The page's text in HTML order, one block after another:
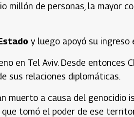
millón de personas, la mayor
y luego apoyó su ingreso
en Tel Aviv. Desde entonces
sus relaciones diplomáticas.
muerto a causa del genocidio
tomó el poder de ese